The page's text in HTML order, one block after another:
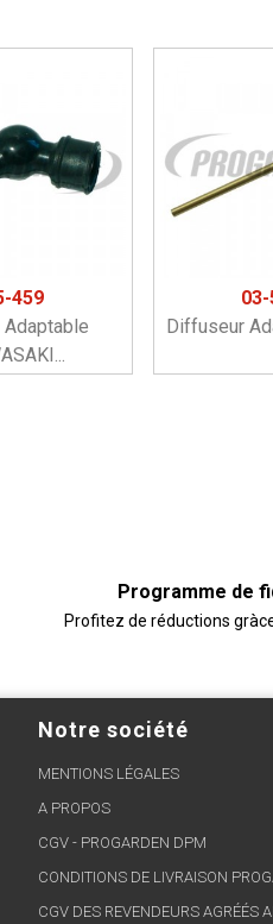
459
Adaptable
Diffuseur
Programme de
Profitez de réductions
Notre société
MENTIONS LÉGALES
A PROPOS
CGV - PROGARDEN DPM
CONDITIONS DE LIVRAISON
CGV DES REVENDEURS AGRÉÉS